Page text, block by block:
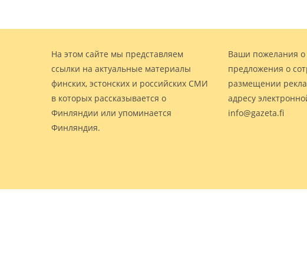
На этом сайте мы представляем
ссылки на актуальные материалы
финских, эстонских и российских СМИ
в которых рассказывается о
Финляндии или упоминается
Финляндия.
Ваши пожелания о
предложения о
размещении
адресу
info@gazeta.fi